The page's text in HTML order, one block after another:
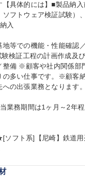
具体的には】■製品納
ソフトウェア検証試験）
入
等での機能・性能確認
検証工程の計画作成及
整備 ※顧客や社内関係部
の多い仕事です。※顧客
への出張業務となります
業務期間は1ヶ月～2年程
フト系]【尼崎】鉄道用